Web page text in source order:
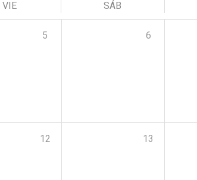
VIE SÁB
5 6
12 13